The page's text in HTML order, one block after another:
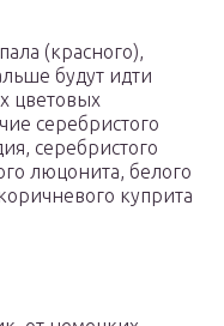
(красного),
будут идти
цветовых
серебристого
серебристого
люцонита, белого
куприта